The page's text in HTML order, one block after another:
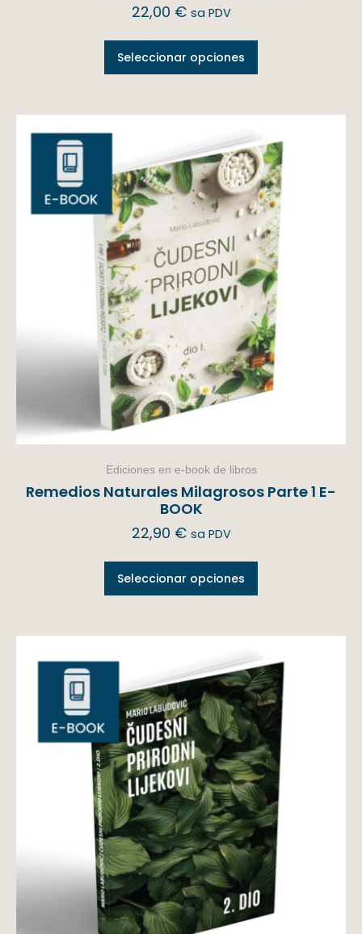
22,00 € sa PDV
Seleccionar opciones
Ediciones en e-book de libros
Remedios Naturales Milagrosos Parte 1 E-
BOOK
22,90 € sa PDV
Seleccionar opciones